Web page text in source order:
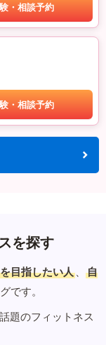
・相談予約
・相談予約
を探す
目指したい人 、
自
です。
題のフィットネス